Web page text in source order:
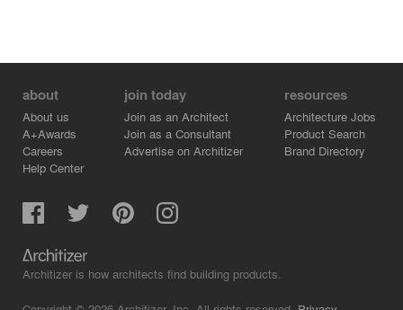
about
About us
A+Awards
Careers
Help Center
join today
Join as an Architect
Join as a Consultant
Advertise on Architizer
resources
Architecture Jobs
Product Search
Brand Directory
Architizer is how architects find building products.